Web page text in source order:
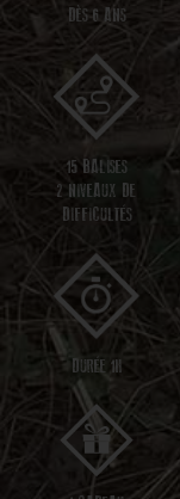
DÈS 6 ANS
15 BALISES
2 NIVEAUX DE
DIFFICULTÉS
DURÉE 1H